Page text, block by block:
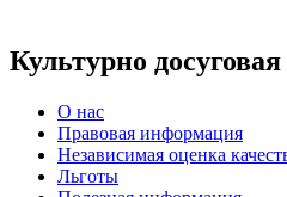
Культурно
О нас
Правовая информация
Независимая оценка
Льготы